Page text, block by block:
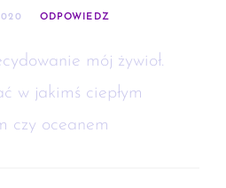
ODPOWIEDZ
mój żywioł.
w jakimś ciepłym
czy oceanem